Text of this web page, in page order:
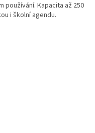
používání. Kapacita až 250
i školní agendu.